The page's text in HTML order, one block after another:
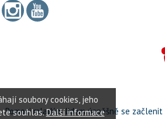
Pomoci mladým lidem úspěšně se